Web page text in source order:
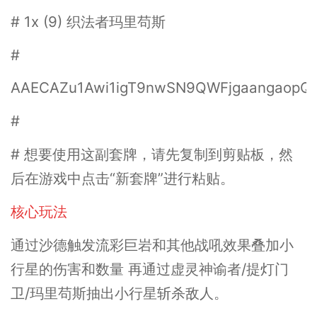
# 1x (9) 织法者玛里苟斯
#
#
# 想要使用这副套牌，请先复制到剪贴板，然
后在游戏中点击“新套牌”进行粘贴。
核心玩法
通过沙德触发流彩巨岩和其他战吼效果叠加小
行星的伤害和数量 再通过虚灵神谕者/提灯门
卫/玛里苟斯抽出小行星斩杀敌人。